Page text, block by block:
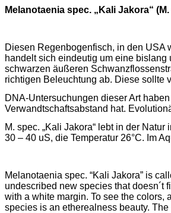
Melanotaenia spec. „Kali Jakora“ (
Diesen Regenbogenfisch, in den USA
handelt sich eindeutig um eine
schwarzen äußeren
richtigen Beleuchtung ab. Diese sollte
DNA-Untersuchungen dieser Art
Verwandtschaftsabstand hat.
M. spec. „Kali Jakora“ lebt in der Natur
30 – 40 uS, die Temperatur 26°C. Im
Melanotaenia spec. “Kali Jakora” is
undescribed new species that doesn´t
with a white margin. To see the colors,
species is an etherealness beauty.